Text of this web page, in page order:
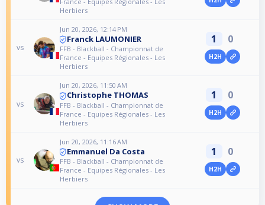
Herbiers
vs
Jun 20, 2026, 12:14 PM
Franck LAUMONIER
FFB - Blackball - Championnat de
France - Equipes Régionales - Les
Herbiers
1 0
H2H
vs
Jun 20, 2026, 11:50 AM
Christophe THOMAS
FFB - Blackball - Championnat de
France - Equipes Régionales - Les
Herbiers
1 0
H2H
vs
Jun 20, 2026, 11:16 AM
Emmanuel Da Costa
FFB - Blackball - Championnat de
France - Equipes Régionales - Les
Herbiers
1 0
H2H